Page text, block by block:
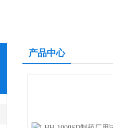
产品中心